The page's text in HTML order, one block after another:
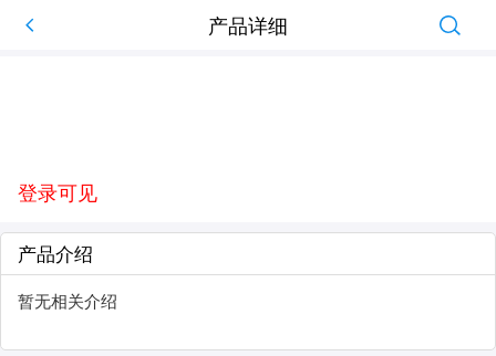
产品详细
登录可见
产品介绍
暂无相关介绍